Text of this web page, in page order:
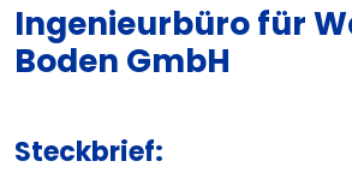
Ingenieurbüro für
Boden GmbH
Steckbrief: